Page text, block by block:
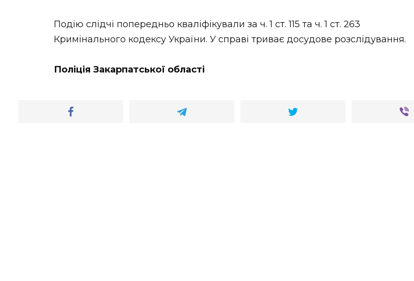
Подію слідчі попередньо кваліфікували за ч. 1 ст. 115 та ч. 1 ст. 263
Кримінального кодексу України. У справі триває досудове розслідування.
Поліція Закарпатської області